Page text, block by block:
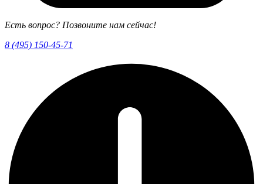
Есть вопрос? Позвоните нам сейчас!
8 (495) 150-45-71